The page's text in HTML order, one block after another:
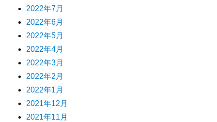
2022年7月
2022年6月
2022年5月
2022年4月
2022年3月
2022年2月
2022年1月
2021年12月
2021年11月